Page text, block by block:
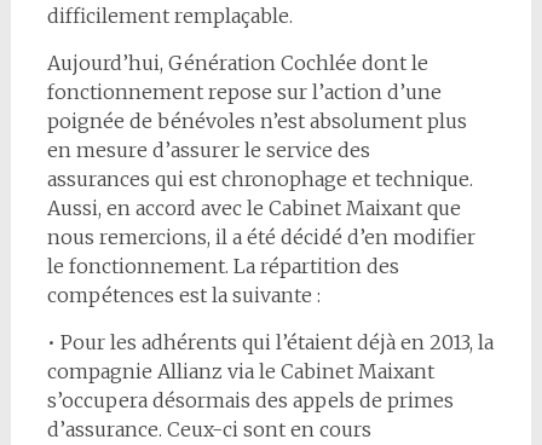
difficilement remplaçable.
Aujourd’hui, Génération Cochlée dont le
fonctionnement repose sur l’action d’une
poignée de bénévoles n’est absolument plus
en mesure d’assurer le service des
assurances qui est chronophage et technique.
Aussi, en accord avec le Cabinet Maixant que
nous remercions, il a été décidé d’en modifier
le fonctionnement. La répartition des
compétences est la suivante :
• Pour les adhérents qui l’étaient déjà en 2013, la
compagnie Allianz via le Cabinet Maixant
s’occupera désormais des appels de primes
d’assurance. Ceux-ci sont en cours